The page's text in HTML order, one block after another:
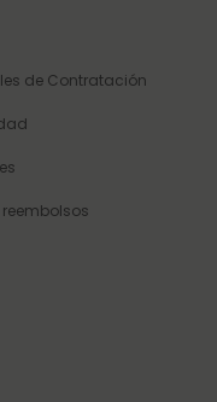
de Contratación